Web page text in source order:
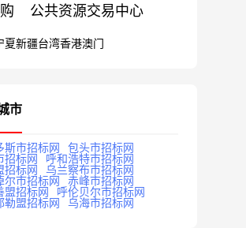
公共资源交易中心
夏新疆台湾香港澳门
市
斯市招标网
包头市招标网
招标网
呼和浩特市招标网
招标网
乌兰察布市招标网
尔市招标网
赤峰市招标网
盟招标网
呼伦贝尔市招标网
勒盟招标网
乌海市招标网